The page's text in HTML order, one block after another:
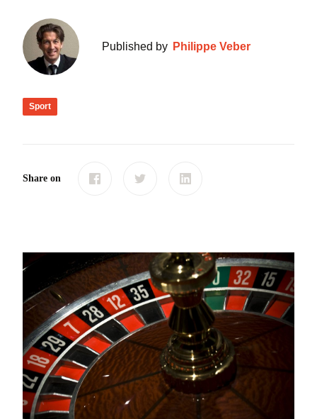
Published by Philippe Veber
Sport
Share on